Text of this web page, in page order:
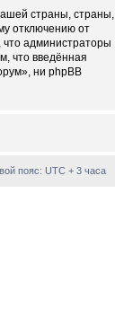
страны, страны,
отключению от
администраторы
что введённая
ни phpBB
пояс: UTC + 3 часа